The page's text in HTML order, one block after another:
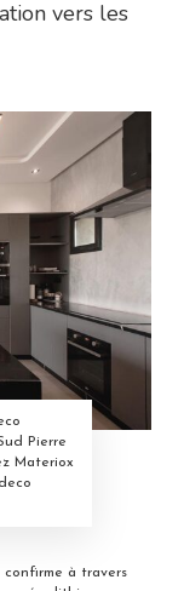
vers les
Pierre
Materiox
à travers